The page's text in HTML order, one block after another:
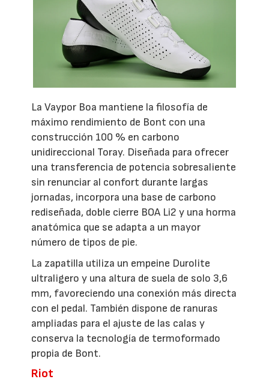
La Vaypor Boa mantiene la filosofía de
máximo rendimiento de Bont con una
construcción 100 % en carbono
unidireccional Toray. Diseñada para ofrecer
una transferencia de potencia sobresaliente
sin renunciar al confort durante largas
jornadas, incorpora una base de carbono
rediseñada, doble cierre BOA Li2 y una horma
anatómica que se adapta a un mayor
número de tipos de pie.
La zapatilla utiliza un empeine Durolite
ultraligero y una altura de suela de solo 3,6
mm, favoreciendo una conexión más directa
con el pedal. También dispone de ranuras
ampliadas para el ajuste de las calas y
conserva la tecnología de termoformado
propia de Bont.
Riot